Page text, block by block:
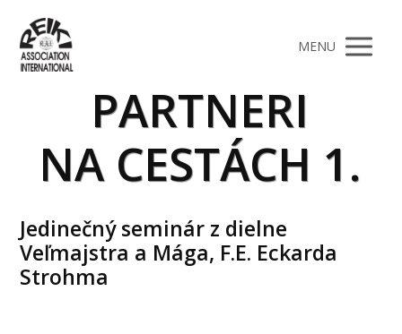
MENU
PARTNERI
NA CESTÁCH 1.
Jedinečný seminár z dielne
Veľmajstra a Mága, F.E. Eckarda
Strohma